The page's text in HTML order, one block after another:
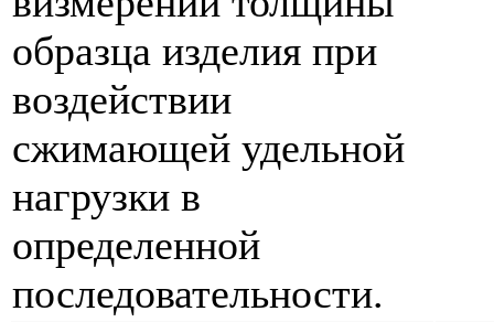
образца изделия при
воздействии
сжимающей удельной
нагрузки в
определенной
последовательности.